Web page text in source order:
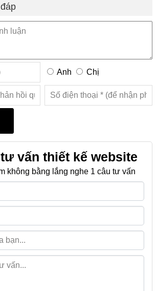
Anh Chị
vấn thiết kế website
không bằng lắng nghe 1 câu tư vấn